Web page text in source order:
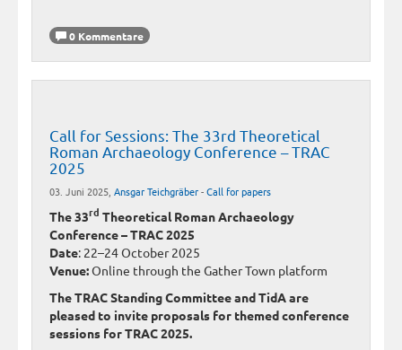
0 Kommentare
Call for Sessions: The 33rd Theoretical
Roman Archaeology Conference – TRAC
2025
03. Juni 2025, Ansgar Teichgräber-Call for papers
The 33rd Theoretical Roman Archaeology
Conference – TRAC 2025
Date: 22–24 October 2025
Venue:Online through the Gather Town platform
The TRAC Standing Committee and TidA are
pleased to invite proposals for themed conference
sessions for TRAC 2025.